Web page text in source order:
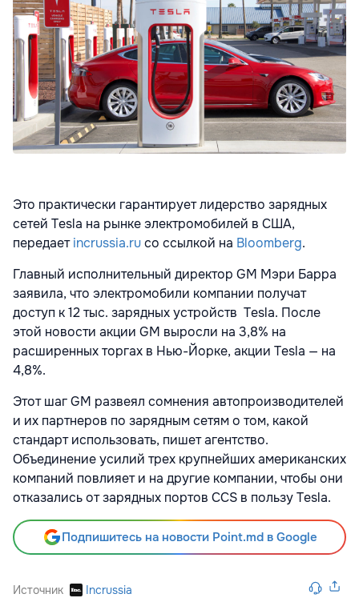
Это практически гарантирует лидерство зарядных
сетей Tesla на рынке электромобилей в США,
передаетincrussia.ruсо ссылкой на Bloomberg.
Главный исполнительный директор GM Мэри Барра
заявила, что электромобили компании получат
доступ к 12 тыс. зарядных устройств Tesla. После
этой новости акции GM выросли на 3,8% на
расширенных торгах в Нью-Йорке, акции Tesla — на
4,8%.
Этот шаг GM развеял сомнения автопроизводителей
и их партнеров по зарядным сетям о том, какой
стандарт использовать, пишет агентство.
Объединение усилий трех крупнейших американских
компаний повлияет и на другие компании, чтобы они
отказались от зарядных портов CCS в пользу Tesla.
Подпишитесь на новости Point.md в Google
Источник Incrussia